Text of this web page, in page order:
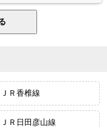
ＪＲ香椎線
ＪＲ日田彦山線